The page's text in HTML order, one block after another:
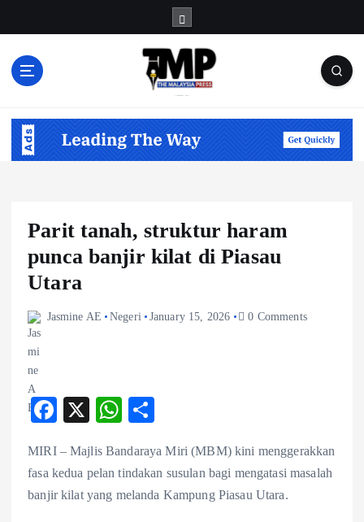
Parit tanah, struktur haram
punca banjir kilat di Piasau
Utara
Jasmine AE Negeri January 15, 2026 0 Comments
F
eb
o
X
W
ts
A
re
MIRI – Majlis Bandaraya Miri (MBM) kini menggerakkan
fasa kedua pelan tindakan susulan bagi mengatasi masalah
banjir kilat yang melanda Kampung Piasau Utara.